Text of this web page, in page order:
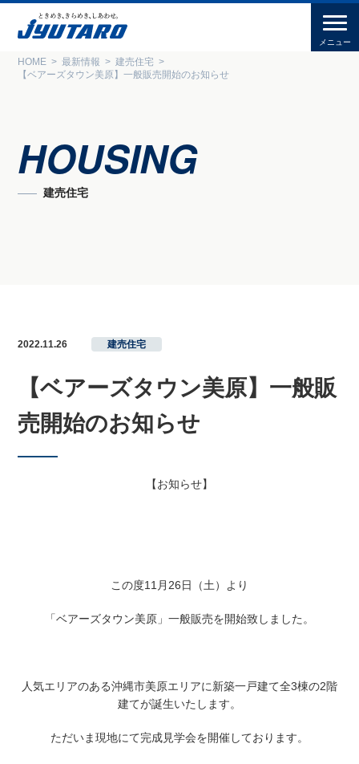
HOME 最新情報
建売住宅
【ベアーズタウン美原】一般販売開始のお知らせ
HOUSING
建売住宅
2022.11.26 建売住宅
【ベアーズタウン美原】一般販
売開始のお知らせ
【お知らせ】
この度11月26日（土）より
「ベアーズタウン美原」一般販売を開始致しました。
人気エリアのある沖縄市美原エリアに新築一戸建て全3棟の2階
建てが誕生いたします。
ただいま現地にて完成見学会を開催しております。